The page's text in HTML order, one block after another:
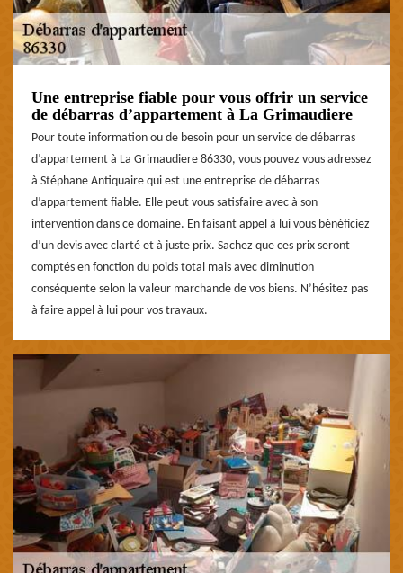
Une entreprise fiable pour vous offrir un service
de débarras d’appartement à La Grimaudiere
Pour toute information ou de besoin pour un service de débarras
d’appartement à La Grimaudiere 86330, vous pouvez vous adressez
à Stéphane Antiquaire qui est une entreprise de débarras
d’appartement fiable. Elle peut vous satisfaire avec à son
intervention dans ce domaine. En faisant appel à lui vous bénéficiez
d’un devis avec clarté et à juste prix. Sachez que ces prix seront
comptés en fonction du poids total mais avec diminution
conséquente selon la valeur marchande de vos biens. N’hésitez pas
à faire appel à lui pour vos travaux.